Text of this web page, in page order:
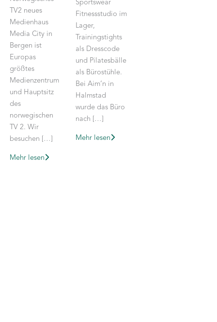
TV2 neues
Medienhaus
Media City in
Bergen ist
Europas
größtes
Medienzentrum
und Hauptsitz
des
norwegischen
TV 2. Wir
besuchen […]
Mehr lesen
Sportswear
Fitnessstudio im
Lager,
Trainingstights
als Dresscode
und Pilatesbälle
als Bürostühle.
Bei Aim’n in
Halmstad
wurde das Büro
nach […]
Mehr lesen